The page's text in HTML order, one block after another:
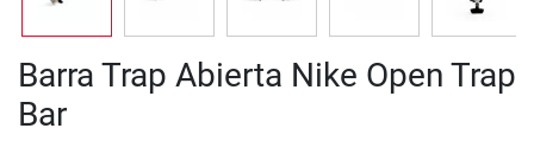
Barra Trap Abierta Nike Open Trap
Bar